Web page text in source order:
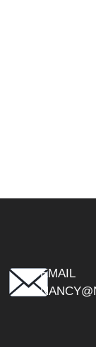
EMAIL